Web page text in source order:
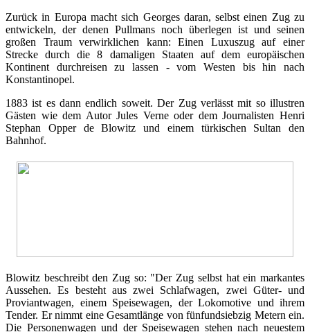
Zurück in Europa macht sich Georges daran, selbst einen Zug zu
entwickeln, der denen Pullmans noch überlegen ist und seinen
großen Traum verwirklichen kann: Einen Luxuszug auf einer
Strecke durch die 8 damaligen Staaten auf dem europäischen
Kontinent durchreisen zu lassen - vom Westen bis hin nach
Konstantinopel.
1883 ist es dann endlich soweit. Der Zug verlässt mit so illustren
Gästen wie dem Autor Jules Verne oder dem Journalisten Henri
Stephan Opper de Blowitz und einem türkischen Sultan den
Bahnhof.
Blowitz beschreibt den Zug so: "Der Zug selbst hat ein markantes
Aussehen. Es besteht aus zwei Schlafwagen, zwei Güter- und
Proviantwagen, einem Speisewagen, der Lokomotive und ihrem
Tender. Er nimmt eine Gesamtlänge von fünfundsiebzig Metern ein.
Die Personenwagen und der Speisewagen stehen nach neuestem